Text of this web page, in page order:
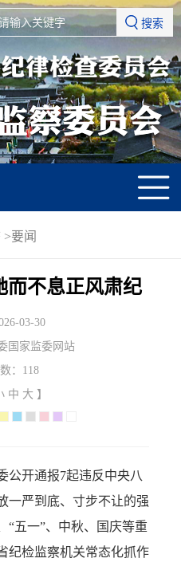
搜索
>要闻
而不息正风肃纪
03-30
国家监委网站
： 118
中 大 】
开通报7起违反中央八
一严到底、寸步不让的强
“五一”、中秋、国庆等重
纪检监察机关常态化抓作